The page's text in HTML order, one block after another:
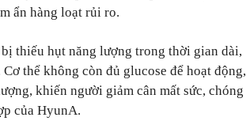
ẩn hàng loạt rủi ro.
thiếu hụt năng lượng trong thời gian dài,
thể không còn đủ glucose để hoạt động,
khiến người giảm cân mất sức, chóng
của HyunA.